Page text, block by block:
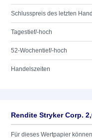
Schlusspreis des letzten
Tagestief/-hoch
52-Wochentief/-hoch
Handelszeiten
Rendite Stryker Corp.
Für dieses Wertpapier